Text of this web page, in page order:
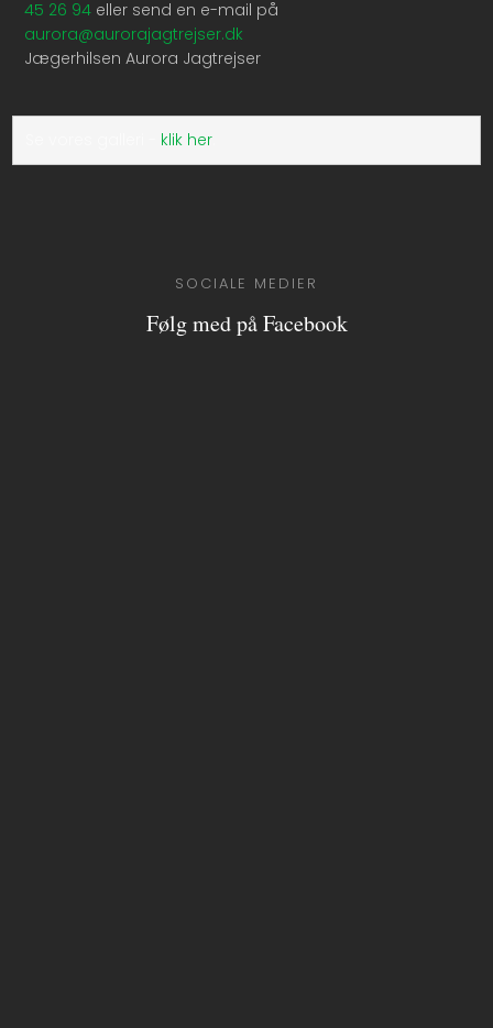
45 26 94eller send en e-mail på
aurora@aurorajagtrejser.dk
Jægerhilsen Aurora Jagtrejser
klik her.
SOCIALE MEDIER
Følg med på Facebook